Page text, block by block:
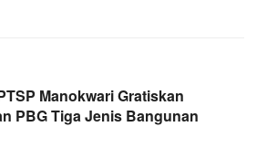
Manokwari Gratiskan
PBG Tiga Jenis Bangunan